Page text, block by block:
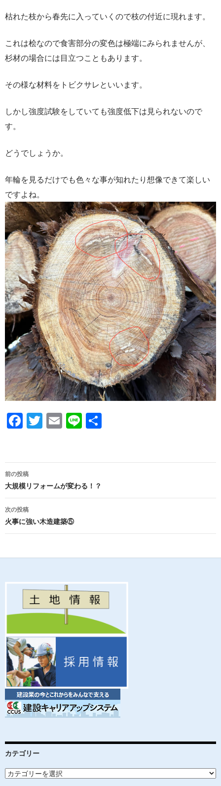
枯れた枝から春先に入っていくので枝の付近に現れます。
これは桧なので食害部分の変色は極端にみられませんが、
杉材の場合には目立つこともあります。
その様な材料をトビクサレといいます。
しかし強度試験をしていても強度低下は見られないので
す。
どうでしょうか。
年輪を見るだけでも色々な事が知れたり想像できて楽しい
ですよね。
F
b
o
o
k
T
er
E
Li
投
稿
ナ
ビ
ゲ
ー
前の投稿
大規模リフォームが変わる！？
次の投稿
火事に強い木造建築⑤
カテゴリー
カ
テ